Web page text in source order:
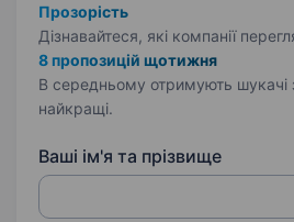
Прозорість
Дізнавайтеся, які компанії
8 пропозицій щотижня
В середньому отримують шукачі
найкращі.
Ваші ім'я та прізвище